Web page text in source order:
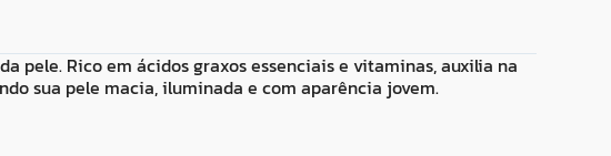
pele. Rico em ácidos graxos essenciais e vitaminas, auxilia na
sua pele macia, iluminada e com aparência jovem.